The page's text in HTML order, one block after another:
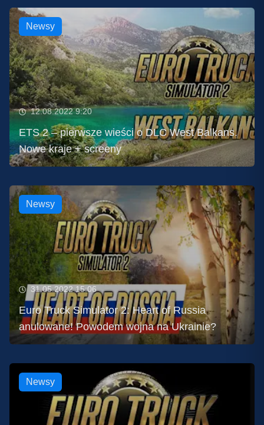
Newsy
12.08.2022 9:20
ETS 2 – pierwsze wieści o DLC West Balkans.
Nowe kraje + screeny
Newsy
31.05.2022 15:06
Euro Truck Simulator 2: Heart of Russia
anulowane! Powodem wojna na Ukrainie?
Newsy